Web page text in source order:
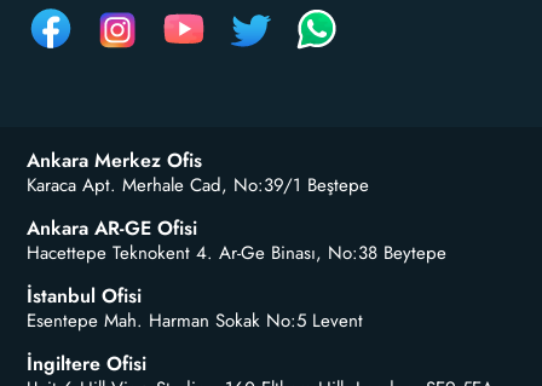
Ankara Merkez Ofis
Karaca Apt. Merhale Cad, No:39/1 Beştepe
Ankara AR-GE Ofisi
Hacettepe Teknokent 4. Ar-Ge Binası, No:38 Beytepe
İstanbul Ofisi
Esentepe Mah. Harman Sokak No:5 Levent
İngiltere Ofisi